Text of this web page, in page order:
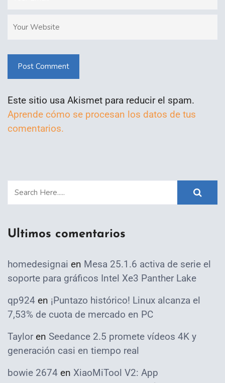
Post Comment
Este sitio usa Akismet para reducir el spam.
Aprende cómo se procesan los datos de tus
comentarios.
Ultimos comentarios
homedesignai en Mesa 25.1.6 activa de serie el
soporte para gráficos Intel Xe3 Panther Lake
qp924 en ¡Puntazo histórico! Linux alcanza el
7,53% de cuota de mercado en PC
Taylor en Seedance 2.5 promete vídeos 4K y
generación casi en tiempo real
bowie 2674 en XiaoMiTool V2: App